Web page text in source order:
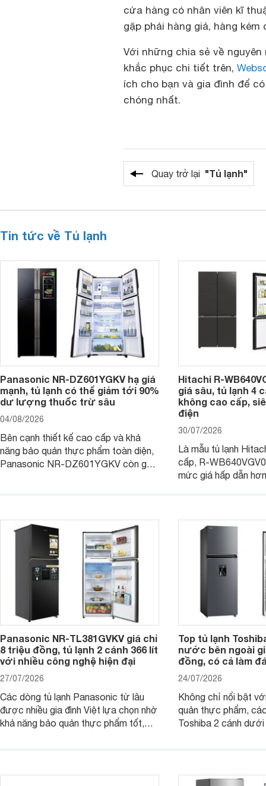
cửa hàng có nhân viên kĩ
gặp phải hàng giả, hàng
Với những chia sẻ về
khắc phục chi tiết trên,
ích cho bạn và gia đình để
chóng nhất.
Quay trở lại "Tủ lạnh"
Tin tức về Tủ lạnh
Panasonic NR-DZ601YGKV hạ giá
mạnh, tủ lạnh có thể giảm tới 90%
dư lượng thuốc trừ sâu
04/08/2026
Bên cạnh thiết kế cao cấp và khả
năng bảo quản thực phẩm toàn diện,
Panasonic NR-DZ601YGKV còn gây
Hitachi R-
giá sâu, tủ lạnh 4
không cao cấp,
điện
30/07/2026
Là mẫu tủ lạnh
cấp, R-
mức giá hấp dẫn
nhiều công nghệ.
Panasonic NR-TL381GVKV giá chỉ
8 triệu đồng, tủ lạnh 2 cánh 366 lít
với nhiều công nghệ hiện đại
27/07/2026
Các dòng tủ lạnh Panasonic từ lâu
được nhiều gia đình Việt lựa chọn nhờ
khả năng bảo quản thực phẩm tốt,
phân khúc khiến không ít người dùng
Top tủ lạnh
nước bên ngoài
đồng, có cả làm
24/07/2026
Không chỉ nổi bật
quản thực phẩm,
Toshiba 2 cánh